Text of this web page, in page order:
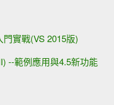
實戰(VS 2015版)
--範例應用與4.5新功能